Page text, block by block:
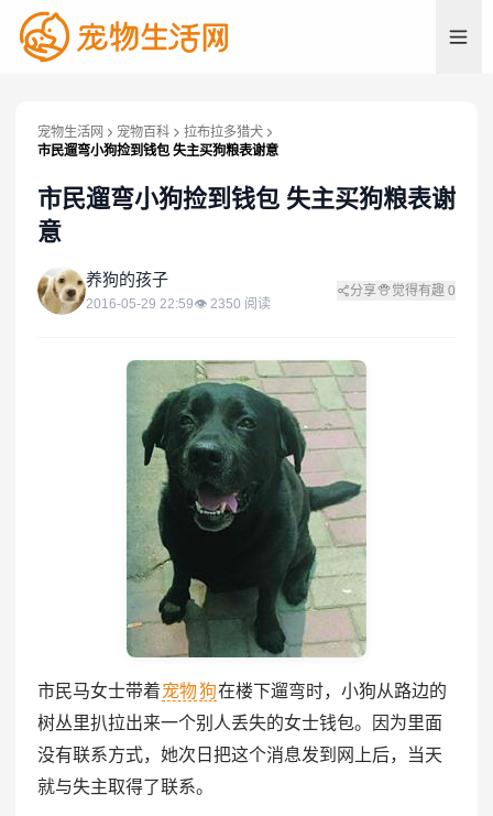
宠物生活网 宠物百科
拉布拉多猎犬
市民遛弯小狗捡到钱包 失主买狗粮表谢意
市民遛弯小狗捡到钱包 失主买狗粮表谢
意
养 养狗的孩子
2016-05-29 22:59👁 2350 阅读
分享 觉得有趣 0
市民马女士带着宠物狗在楼下遛弯时，小狗从路边的
树丛里扒拉出来一个别人丢失的女士钱包。因为里面
没有联系方式，她次日把这个消息发到网上后，当天
就与失主取得了联系。